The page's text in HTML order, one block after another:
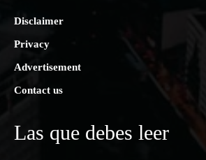
Disclaimer
Privacy
Advertisement
Contact us
Las que debes leer